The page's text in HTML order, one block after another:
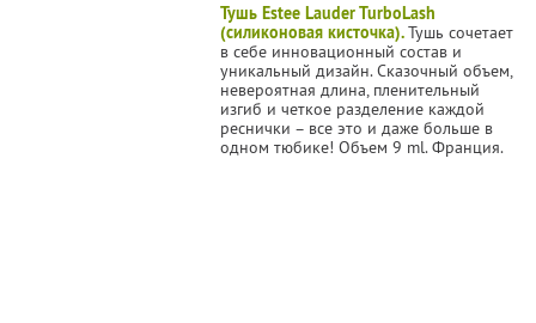
Тушь Estee Lauder TurboLash
(силиконовая кисточка).Тушь сочетает
в себе инновационный состав и
уникальный дизайн. Сказочный объем,
невероятная длина, пленительный
изгиб и четкое разделение каждой
реснички – все это и даже больше в
одном тюбике! Объем 9 ml. Франция.